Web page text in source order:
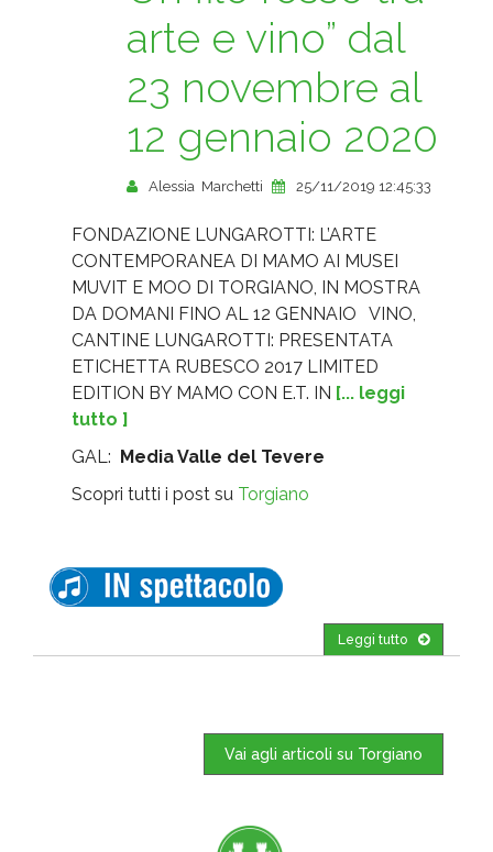
arte e vino” dal
23 novembre al
12 gennaio 2020
Alessia Marchetti 25/11/2019 12:45:33
FONDAZIONE LUNGAROTTI: L’ARTE
CONTEMPORANEA DI MAMO AI MUSEI
MUVIT E MOO DI TORGIANO, IN MOSTRA
DA DOMANI FINO AL 12 GENNAIO VINO,
CANTINE LUNGAROTTI: PRESENTATA
ETICHETTA RUBESCO 2017 LIMITED
EDITION BY MAMO CON E.T. IN [... leggi
tutto ]
GAL: Media Valle del Tevere
Scopri tutti i post su Torgiano
Leggi tutto
Vai agli articoli su Torgiano